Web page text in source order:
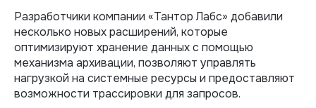
Разработчики компании «Тантор Лабс» добавили
несколько новых расширений, которые
оптимизируют хранение данных с помощью
механизма архивации, позволяют управлять
нагрузкой на системные ресурсы и предоставляют
возможности трассировки для запросов.